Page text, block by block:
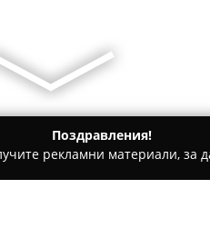
Поздравления!
рекламни материали, за